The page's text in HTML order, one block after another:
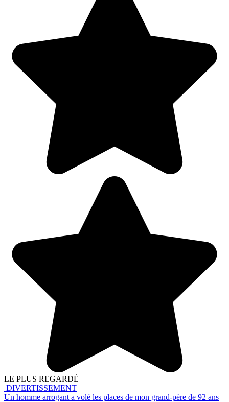
LE PLUS REGARDÉ
DIVERTISSEMENT
Un homme arrogant a volé les places de mon grand-père de 92 ans